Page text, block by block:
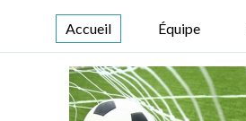
Accueil Équipe